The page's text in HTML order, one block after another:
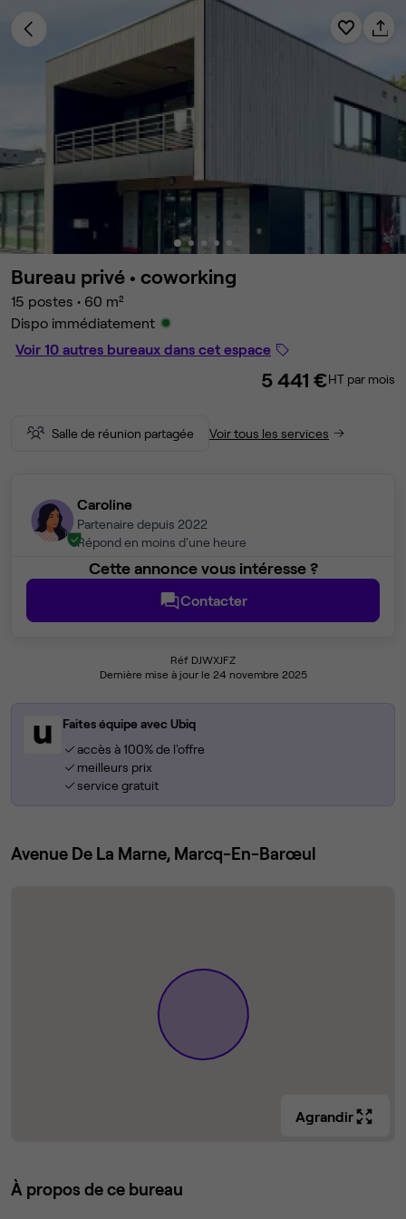
Bureau privé • coworking
15 postes • 60 m²
Dispo immédiatement
Voir 10 autres bureaux dans cet espace
5 441 €HT par mois
Salle de réunion partagée Voir tous les services
Caroline
Partenaire depuis 2022
Répond en moins d'une heure
Cette annonce vous intéresse ?
Contacter
Réf DJWXJFZ
Dernière mise à jour le 24 novembre 2025
Faites équipe avec Ubiq
accès à 100% de l'offre
meilleurs prix
service gratuit
Avenue De La Marne, Marcq-En-Barœul
Agrandir
À propos de ce bureau